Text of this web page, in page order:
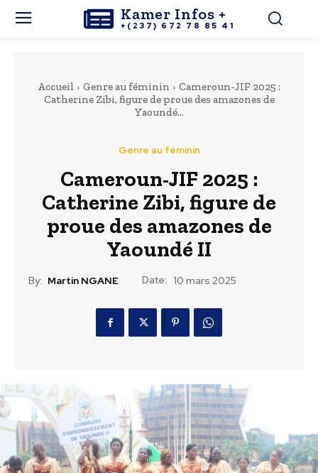
Kamer Infos +
+(237) 672 78 85 41
Accueil Genre au féminin
Cameroun-JIF 2025 :
Catherine Zibi, figure de proue des amazones de
Yaoundé...
Genre au féminin
Cameroun-JIF 2025 :
Catherine Zibi, figure de
proue des amazones de
Yaoundé II
By: Martin NGANE Date: 10 mars 2025